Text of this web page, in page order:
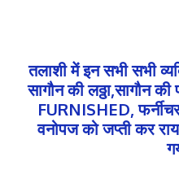
तलाशी में इन सभी सभी
सागौन की लठ्ठा,सागौन
FURNISHED,
वनोपज को जप्ती कर